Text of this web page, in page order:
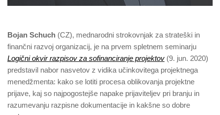
Bojan Schuch (CZ), mednarodni strokovnjak za strateški in
finančni razvoj organizacij, je na prvem spletnem seminarju
Logični okvir razpisov za sofinanciranje projektov (9. jun. 2020)
predstavil nabor nasvetov z vidika učinkovitega projektnega
menedžmenta: kako se lotiti procesa oblikovanja projektne
prijave, kaj so najpogostejše napake prijaviteljev pri branju in
razumevanju razpisne dokumentacije in kakšne so dobre